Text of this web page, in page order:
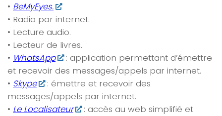
• BeMyEyes.
• Radio par internet.
• Lecture audio.
• Lecteur de livres.
• WhatsApp
: application permettant d’émettre
et recevoir des messages/appels par internet.
• Skype
: émettre et recevoir des
messages/appels par internet.
• Le Localisateur
: accès au web simplifié et